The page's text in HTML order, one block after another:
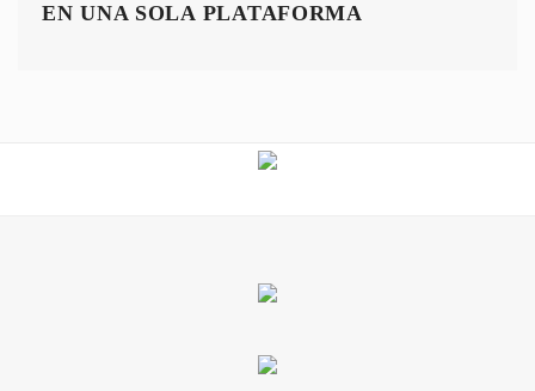
EN UNA SOLA PLATAFORMA